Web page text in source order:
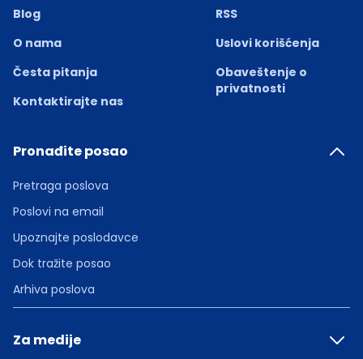
Blog
O nama
Česta pitanja
Kontaktirajte nas
RSS
Uslovi korišćenja
Obaveštenje o
privatnosti
Pronađite posao
Pretraga poslova
Poslovi na email
Upoznajte poslodavce
Dok tražite posao
Arhiva poslova
Za medije